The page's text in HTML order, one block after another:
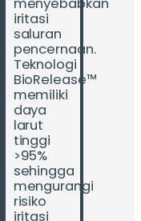
menyebabkan
iritasi
saluran
pencernaan.
Teknologi
BioRelease™
memiliki
daya
larut
tinggi
>95%
sehingga
mengurangi
risiko
iritasi